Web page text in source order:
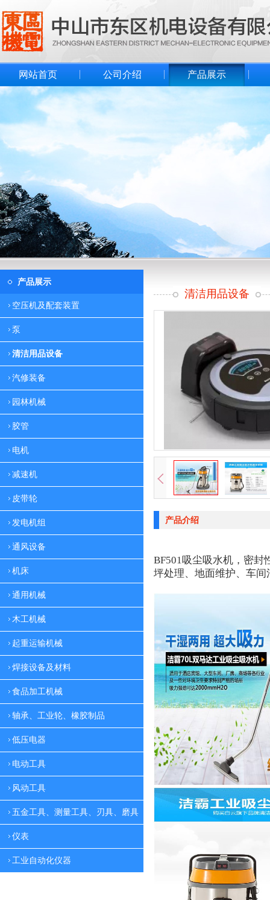
网站首页 公司介绍 产品展示
产品展示
空压机及配套装置
泵
清洁用品设备
汽修装备
园林机械
胶管
电机
减速机
皮带轮
发电机组
通风设备
机床
通用机械
木工机械
起重运输机械
焊接设备及材料
食品加工机械
轴承、工业轮、橡胶制品
低压电器
电动工具
风动工具
五金工具、测量工具、刃具、磨具
仪表
工业自动化仪器
清洁用品设备
产品介绍
BF501吸尘吸水机，密封
坪处理、地面维护、车